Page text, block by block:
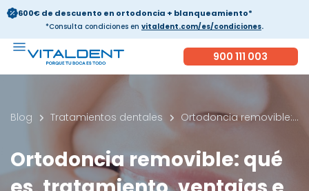
600€ de descuento en ortodoncia + blanqueamiento*
*Consulta condiciones en vitaldent.com/es/condiciones.
900 111 003
Blog Tratamientos dentales Ortodoncia removible: qué es, tratamiento, ventajas e inconvenientes
Ortodoncia removible: qué